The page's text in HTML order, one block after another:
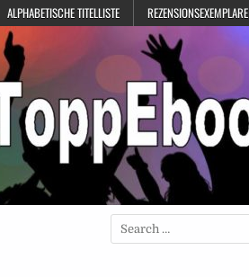
ALPHABETISCHE TITELLISTE REZENSIONSEXEMPLARE
Search
for: